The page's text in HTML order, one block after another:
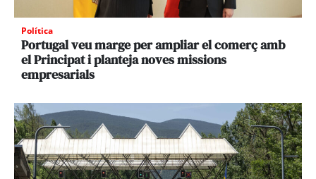
Política
Portugal veu marge per ampliar el comerç amb
el Principat i planteja noves missions
empresarials